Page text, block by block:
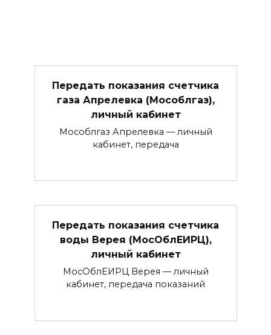
Передать показания счетчика
газа Апрелевка (Мособлгаз),
личный кабинет
Мособлгаз Апрелевка — личный
кабинет, передача
Передать показания счетчика
воды Верея (МосОблЕИРЦ),
личный кабинет
МосОблЕИРЦ Верея — личный
кабинет, передача показаний